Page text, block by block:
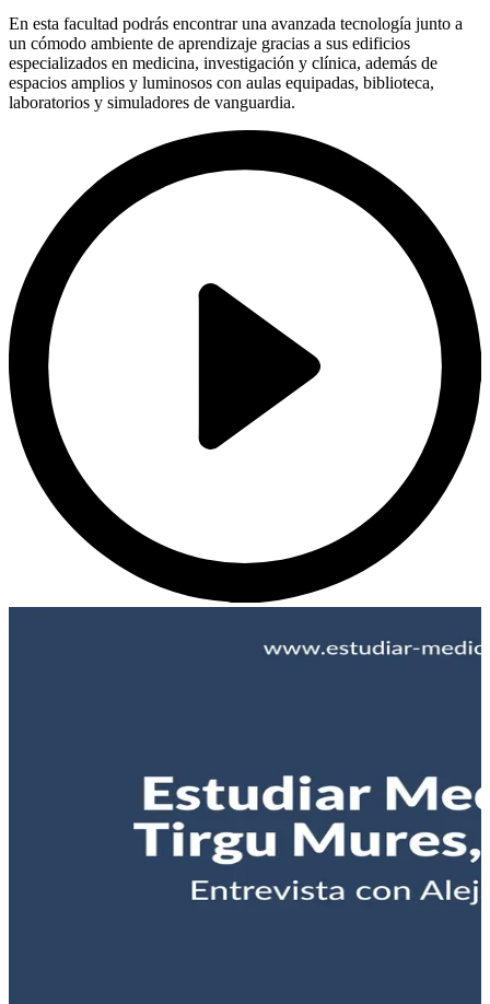
En esta facultad podrás encontrar una avanzada tecnología junto a
un cómodo ambiente de aprendizaje gracias a sus edificios
especializados en medicina, investigación y clínica, además de
espacios amplios y luminosos con aulas equipadas, biblioteca,
laboratorios y simuladores de vanguardia.